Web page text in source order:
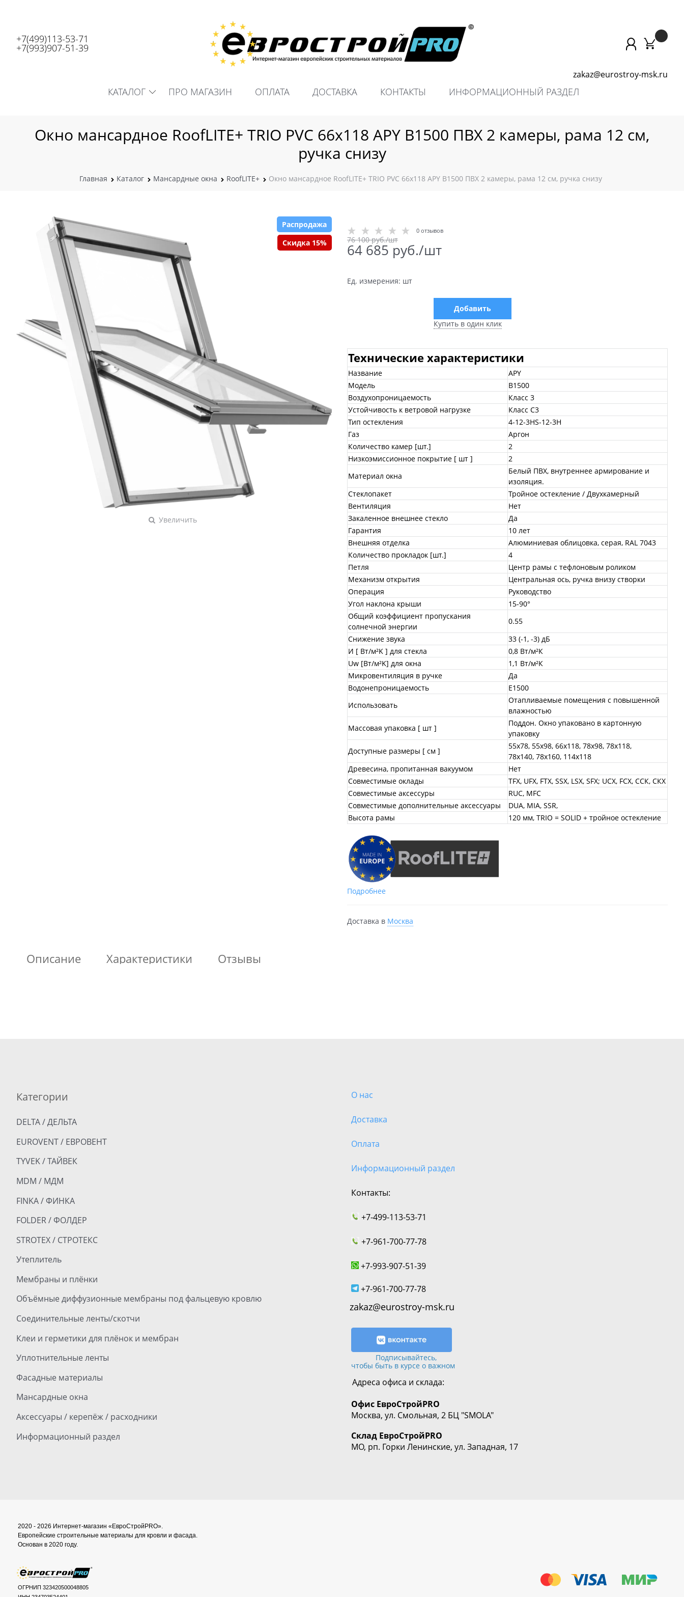
+7(499)113-53-71
+7(993)907-51-39
zakaz@eurostroy-msk.ru
КАТАЛОГ ПРО МАГАЗИН ОПЛАТА ДОСТАВКА КОНТАКТЫ ИНФОРМАЦИОННЫЙ РАЗДЕЛ
Окно мансардное RoofLITE+ TRIO PVC 66х118 APY B1500 ПВХ 2 камеры, рама 12 см,
ручка снизу
Главная Каталог Мансардные окна RoofLITE+ Окно мансардное RoofLITE+ TRIO PVC 66х118 APY B1500 ПВХ 2 камеры, рама 12 см, ручка снизу
Распродажа
Скидка 15%
Увеличить
0 отзывов
76 100 руб./шт
64 685 руб./шт
Ед. измерения: шт
Добавить
Купить в один клик
Технические характеристики
Название
APY
Модель
B1500
Воздухопроницаемость
Класс 3
Устойчивость к ветровой нагрузке
Класс С3
Тип остекления
4-12-3HS-12-3H
Газ
Аргон
Количество камер [шт.]
2
Низкоэмиссионное покрытие [ шт ]
2
Материал окна
Белый ПВХ, внутреннее армирование и
изоляция.
Стеклопакет
Тройное остекление / Двухкамерный
Вентиляция
Нет
Закаленное внешнее стекло
Да
Гарантия
10 лет
Внешняя отделка
Алюминиевая облицовка, серая, RAL 7043
Количество прокладок [шт.]
4
Петля
Центр рамы с тефлоновым роликом
Механизм открытия
Центральная ось, ручка внизу створки
Операция
Руководство
Угол наклона крыши
15-90°
Общий коэффициент пропускания
солнечной энергии
0.55
Снижение звука
33 (-1, -3) дБ
И [ Вт/м²K ] для стекла
0,8 Вт/м²К
Uw [Вт/м²K] для окна
1,1 Вт/м²К
Микровентиляция в ручке
Да
Водонепроницаемость
E1500
Использовать
Отапливаемые помещения с повышенной
влажностью
Массовая упаковка [ шт ]
Поддон. Окно упаковано в картонную
упаковку
Доступные размеры [ см ]
55x78, 55x98, 66x118, 78x98, 78x118,
78x140, 78x160, 114x118
Древесина, пропитанная вакуумом
Нет
Совместимые оклады
TFX, UFX, FTX, SSX, LSX, SFX; UCX, FCX, ССК, СКХ
Совместимые аксессуры
RUC, MFC
Совместимые дополнительные аксессуары
DUA, MIA, SSR,
Высота рамы
120 мм, TRIO = SOLID + тройное остекление
Подробнее
Доставка в Москва
Описание Характеристики Отзывы
Категории
DELTA / ДЕЛЬТА
EUROVENT / ЕВРОВЕНТ
TYVEK / ТАЙВЕК
MDM / МДМ
FINKA / ФИНКА
FOLDER / ФОЛДЕР
STROTEX / СТРОТЕКС
Утеплитель
Мембраны и плёнки
Объёмные диффузионные мембраны под фальцевую кровлю
Соединительные ленты/скотчи
Клеи и герметики для плёнок и мембран
Уплотнительные ленты
Фасадные материалы
Мансардные окна
Аксессуары / керепёж / расходники
Информационный раздел
О нас
Доставка
Оплата
Информационный раздел
Контакты:
+7-499-113-53-71
+7-961-700-77-78
+7-993-907-51-39
+7-961-700-77-78
zakaz@eurostroy-msk.ru
Подписывайтесь,
чтобы быть в курсе о важном
Адреса офиса и склада:
Офис ЕвроСтройPRO
Москва, ул. Смольная, 2 БЦ "SMOLA"
Склад ЕвроСтройPRO
МО, рп. Горки Ленинские, ул. Западная, 17
2020 - 2026 Интернет-магазин «ЕвроСтройPRO».
Европейские строительные материалы для кровли и фасада.
Основан в 2020 году.
ОГРНИП 323420500048805